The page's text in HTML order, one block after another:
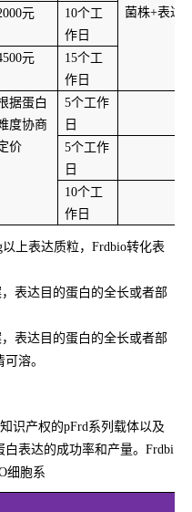
菌株+表达
元 10个工
作日
元 15个工
作日
据蛋白
度协商
价
5个工作
日
5个工作
日
10个工
作日
上表达质粒，Frdbio转化表
表达目的蛋白的全长或者部
表达目的蛋白的全长或者部
溶。
识产权的pFrd系列载体以及
表达的成功率和产量。Frdbi
细胞系